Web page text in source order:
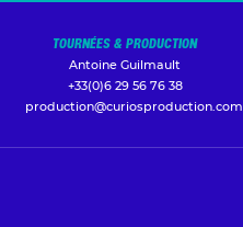
TOURNÉES & PRODUCTION
Antoine Guilmault
+33(0)6 29 56 76 38
production@curiosproduction.com